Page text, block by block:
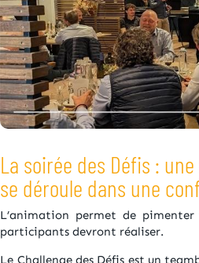
La soirée des Défis :
se déroule dans une
L’animation permet de
participants devront réaliser.
Le Challenge des Défis est un